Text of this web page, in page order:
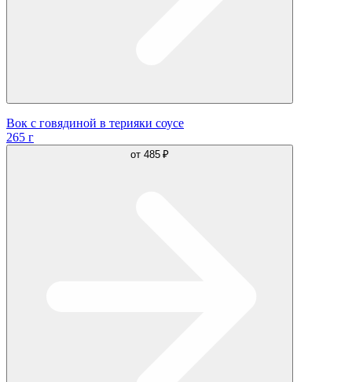
Вок с говядиной в терияки соусе
265 г
от 485 ₽